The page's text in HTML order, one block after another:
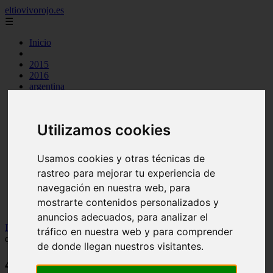
Utilizamos cookies
Usamos cookies y otras técnicas de
rastreo para mejorar tu experiencia de
navegación en nuestra web, para
mostrarte contenidos personalizados y
anuncios adecuados, para analizar el
tráfico en nuestra web y para comprender
de donde llegan nuestros visitantes.
eltiovivorojo.es
☰
Inicio
2015
2016
argentina
huevos
postres
producto
reposteria
venezuela
verduras
Inicio
recetas
40 contraindicaciones del composor: descubre lo
que debes saber
40 contraindicaciones del composor: